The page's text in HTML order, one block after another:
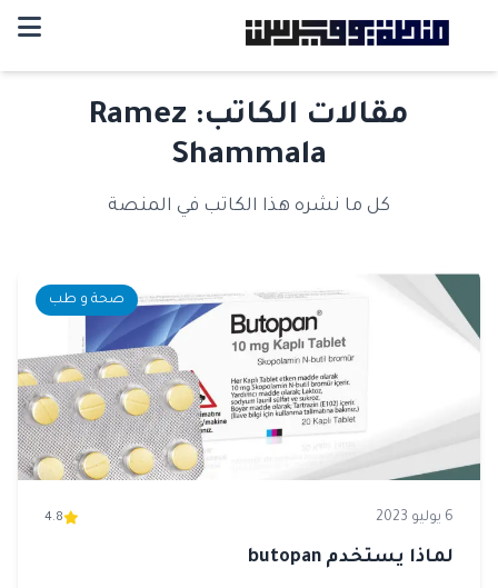
مقالات الكاتب: Ramez
Shammala
كل ما نشره هذا الكاتب في المنصة
صحة و طب
6 يوليو 2023 4.8
لماذا يستخدم butopan